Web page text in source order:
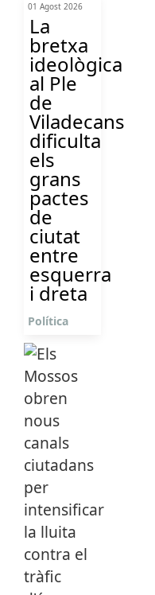
01 Agost 2026
La
bretxa
ideològica
al Ple
de
Viladecans
dificulta
els
grans
pactes
de
ciutat
entre
esquerra
i dreta
Política